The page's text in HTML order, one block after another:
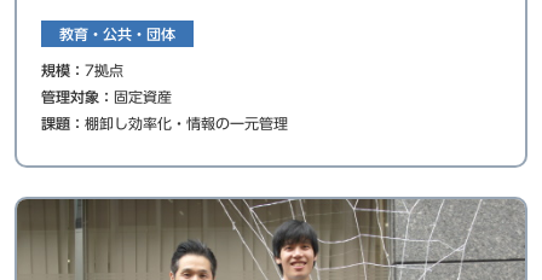
教育・公共・団体
規模： 7拠点
管理対象： 固定資産
課題： 棚卸し効率化・情報の一元管理